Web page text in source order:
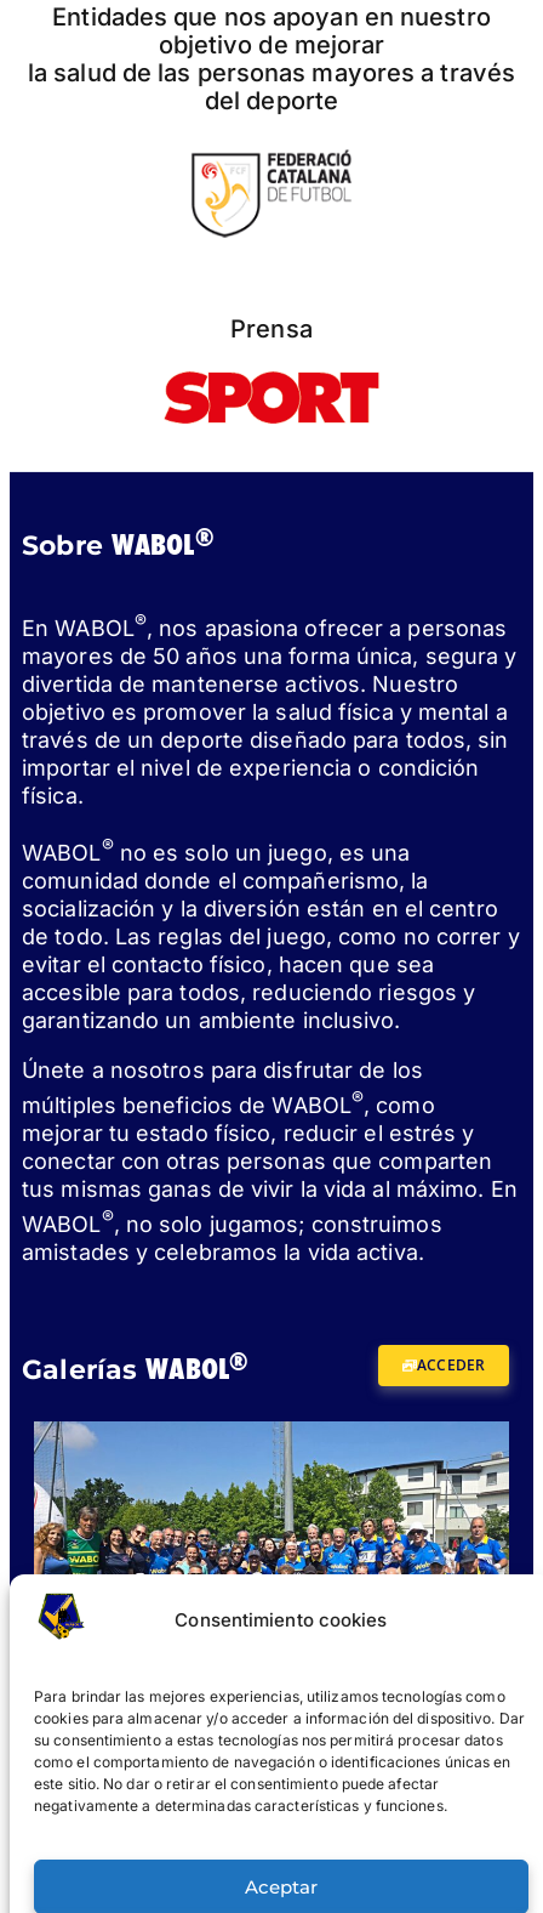
Consentimiento cookies
Para brindar las mejores experiencias, utilizamos tecnologías como
cookies para almacenar y/o acceder a información del dispositivo. Dar
su consentimiento a estas tecnologías nos permitirá procesar datos
como el comportamiento de navegación o identificaciones únicas en
este sitio. No dar o retirar el consentimiento puede afectar
negativamente a determinadas características y funciones.
Aceptar
Entidades que nos apoyan en nuestro
objetivo de mejorar
la salud de las personas mayores a través
del deporte
Prensa
Sobre WABOL®
En WABOL®, nos apasiona ofrecer a personas
mayores de 50 años una forma única, segura y
divertida de mantenerse activos. Nuestro
objetivo es promover la salud física y mental a
través de un deporte diseñado para todos, sin
importar el nivel de experiencia o condición
física.
WABOL®no es solo un juego, es una
comunidad donde el compañerismo, la
socialización y la diversión están en el centro
de todo. Las reglas del juego, como no correr y
evitar el contacto físico, hacen que sea
accesible para todos, reduciendo riesgos y
garantizando un ambiente inclusivo.
Únete a nosotros para disfrutar de los
múltiples beneficios de WABOL®, como
mejorar tu estado físico, reducir el estrés y
conectar con otras personas que comparten
tus mismas ganas de vivir la vida al máximo. En
WABOL®, no solo jugamos; construimos
amistades y celebramos la vida activa.
GaleríasWABOL® ACCEDER